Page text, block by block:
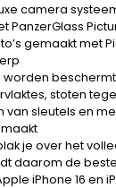
camera
PanzerGlass
gemaakt met
worden
stoten
van sleutels en
je over het
daarom de
iPhone 16 en